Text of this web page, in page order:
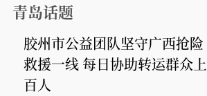
青岛话题
胶州市公益团队坚守广西抢险
救援一线 每日协助转运群众上
百人